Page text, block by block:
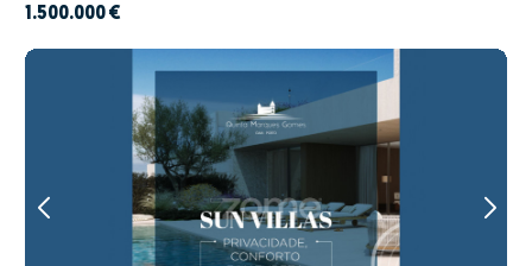
1.500.000 €